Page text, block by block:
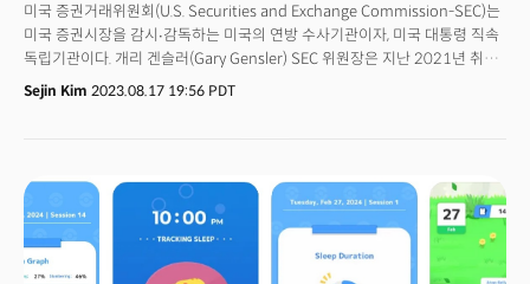
미국 증권거래위원회(U.S. Securities and Exchange Commission-SEC)는
미국 증권시장을 감시∙감독하는 미국의 연방 수사기관이자, 미국 대통령 직속
독립기관이다. 개리 겐슬러(Gary Gensler) SEC 위원장은 지난 2021년 취임
이후 거래량 기준 미국 상위 암호화폐 거래소 코인베이스, 크라켄을 제소한 데
이어 글로벌 거래량 1위 거래소 바이낸스와 창펑 자오 창업자까지 겨냥하며
최고의사결정기구인 'SEC 위원회'에서 겐슬러 위원장과 대립각을 세우고
있다. 피어스 위원의 대표적인 기조는 ‘내버려 두기(Let them go)’다. 그는
지난 수년간 블록체인∙암호화폐 산업에서 벌어진 각종 사건∙사고에도 “혁신을
막는 제재(enforcement)보다 규칙 제정이 먼저”라고 발언하며 ‘크립토
맘’이라는 별명이 붙었다. 최근 전통 은행들의 잇따른 위기에도 “구제금융이
Sejin Kim 2023.08.17 19:56 PDT